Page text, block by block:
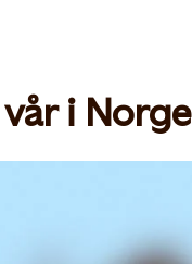
i Norge